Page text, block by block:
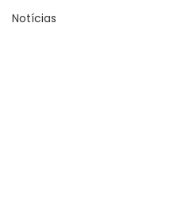
Notícias